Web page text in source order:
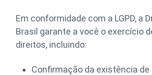
Em conformidade com a LGPD, a
Brasil garante a você o exercício
direitos, incluindo:
Confirmação da existência